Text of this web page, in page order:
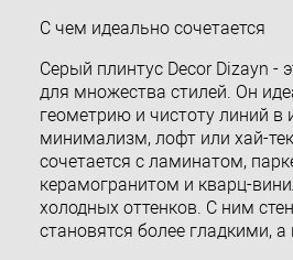
С чем идеально сочетается
Серый плинтус Decor Dizayn -
для множества стилей. Он
геометрию и чистоту линий в
минимализм, лофт или хай-
сочетается с ламинатом,
керамогранитом и кварц-
холодных оттенков. С ним
становятся более гладкими,